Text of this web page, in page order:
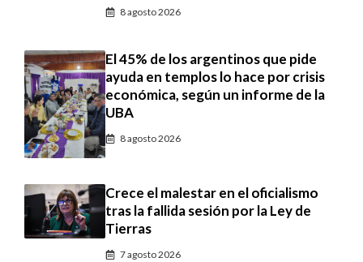
8 agosto 2026
El 45% de los argentinos que pide
ayuda en templos lo hace por crisis
económica, según un informe de la
UBA
8 agosto 2026
Crece el malestar en el oficialismo
tras la fallida sesión por la Ley de
Tierras
7 agosto 2026